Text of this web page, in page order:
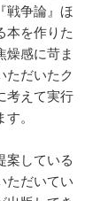
戦争論』ほ
本を作りた
感に苛ま
ただいたク
考えて実行
。
案している
ただいてい